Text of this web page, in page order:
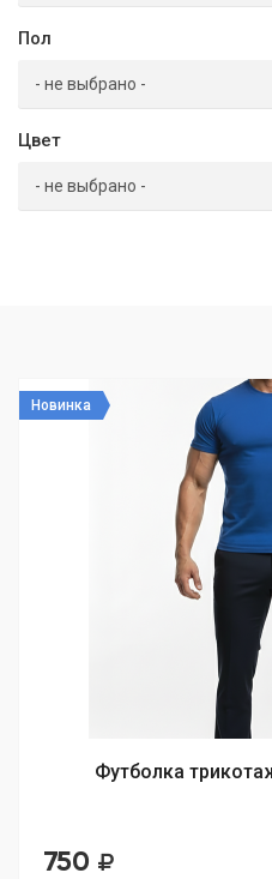
Пол
Цвет
Новинка
Футболка
750